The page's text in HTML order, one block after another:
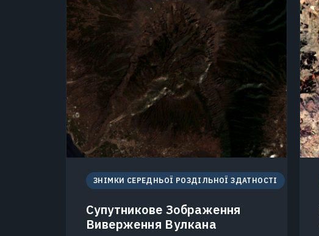
ЗНІМКИ СЕРЕДНЬОЇ РОЗДІЛЬНОЇ ЗДАТНОСТІ
Супутникове Зображення
Виверження Вулкана